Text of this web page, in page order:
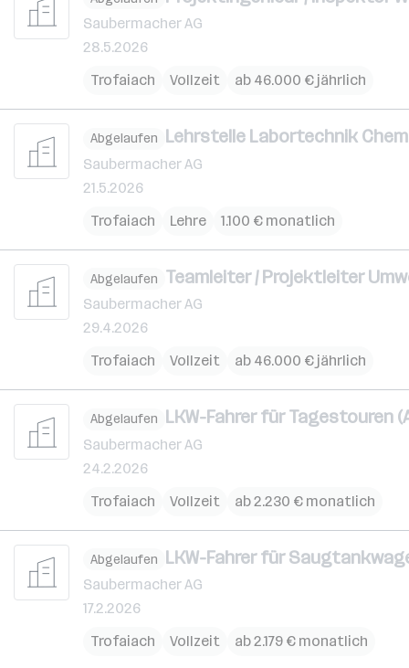
Saubermacher AG
28.5.2026
Trofaiach
Vollzeit ab 46.000 € jährlich
Abgelaufen Lehrstelle Labortechnik
Saubermacher AG
21.5.2026
Trofaiach
Lehre 1.100 € monatlich
Abgelaufen Teamleiter / Projektleiter
Saubermacher AG
29.4.2026
Trofaiach
Vollzeit ab 46.000 € jährlich
Abgelaufen LKW-Fahrer für Tagestouren
Saubermacher AG
24.2.2026
Trofaiach
Vollzeit ab 2.230 € monatlich
Abgelaufen LKW-Fahrer für
Saubermacher AG
17.2.2026
Trofaiach
Vollzeit ab 2.179 € monatlich